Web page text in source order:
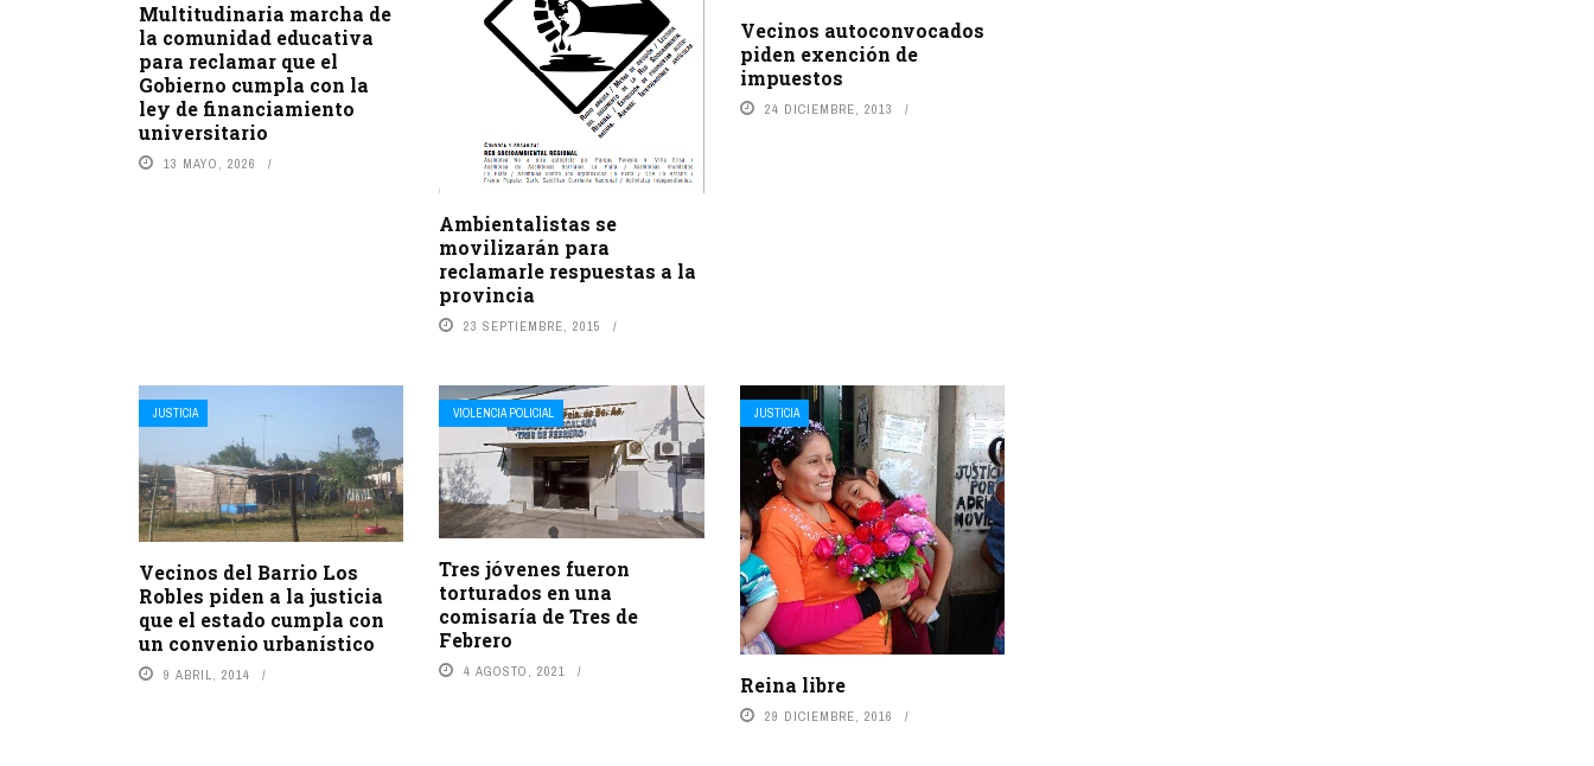
Multitudinaria marcha de
la comunidad educativa
para reclamar que el
Gobierno cumpla con la
ley de financiamiento
universitario
13 MAYO, 2026
Ambientalistas se
movilizarán para
reclamarle respuestas a la
provincia
23 SEPTIEMBRE, 2015
Vecinos autoconvocados
piden exención de
impuestos
24 DICIEMBRE, 2013
JUSTICIA
Vecinos del Barrio Los
Robles piden a la justicia
que el estado cumpla con
un convenio urbanístico
9 ABRIL, 2014
VIOLENCIA POLICIAL
Tres jóvenes fueron
torturados en una
comisaría de Tres de
Febrero
4 AGOSTO, 2021
JUSTICIA
Reina libre
29 DICIEMBRE, 2016